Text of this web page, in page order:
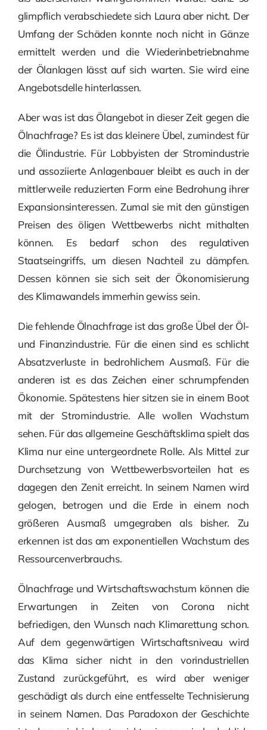
glimpflich verabschiedete sich Laura aber nicht. Der
Umfang der Schäden konnte noch nicht in Gänze
ermittelt werden und die Wiederinbetriebnahme
der Ölanlagen lässt auf sich warten. Sie wird eine
Angebotsdelle hinterlassen.
Aber was ist das Ölangebot in dieser Zeit gegen die
Ölnachfrage? Es ist das kleinere Übel, zumindest für
die Ölindustrie. Für Lobbyisten der Stromindustrie
und assoziierte Anlagenbauer bleibt es auch in der
mittlerweile reduzierten Form eine Bedrohung ihrer
Expansionsinteressen. Zumal sie mit den günstigen
Preisen des öligen Wettbewerbs nicht mithalten
können. Es bedarf schon des regulativen
Staatseingriffs, um diesen Nachteil zu dämpfen.
Dessen können sie sich seit der Ökonomisierung
des Klimawandels immerhin gewiss sein.
Die fehlende Ölnachfrage ist das große Übel der Öl-
und Finanzindustrie. Für die einen sind es schlicht
Absatzverluste in bedrohlichem Ausmaß. Für die
anderen ist es das Zeichen einer schrumpfenden
Ökonomie. Spätestens hier sitzen sie in einem Boot
mit der Stromindustrie. Alle wollen Wachstum
sehen. Für das allgemeine Geschäftsklima spielt das
Klima nur eine untergeordnete Rolle. Als Mittel zur
Durchsetzung von Wettbewerbsvorteilen hat es
dagegen den Zenit erreicht. In seinem Namen wird
gelogen, betrogen und die Erde in einem noch
größeren Ausmaß umgegraben als bisher. Zu
erkennen ist das am exponentiellen Wachstum des
Ressourcenverbrauchs.
Ölnachfrage und Wirtschaftswachstum können die
Erwartungen in Zeiten von Corona nicht
befriedigen, den Wunsch nach Klimarettung schon.
Auf dem gegenwärtigen Wirtschaftsniveau wird
das Klima sicher nicht in den vorindustriellen
Zustand zurückgeführt, es wird aber weniger
geschädigt als durch eine entfesselte Technisierung
in seinem Namen. Das Paradoxon der Geschichte